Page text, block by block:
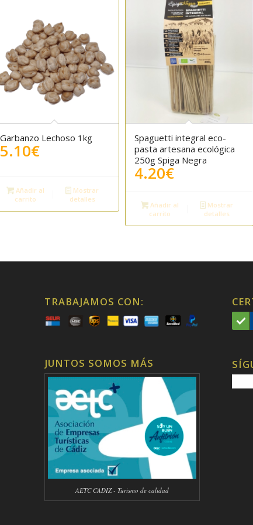
Garbanzo Lechoso 1kg
5.10€
Añadir al
carrito
Mostrar
detalles
Spaguetti integral eco-
pasta artesana ecológica
250g Spiga Negra
4.20€
Añadir al
carrito
Mostrar
detalles
TRABAJAMOS CON:
JUNTOS SOMOS MÁS
AETC CADIZ - Turismo de calidad